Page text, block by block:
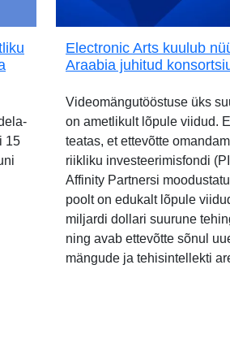
15
Electronic Arts kuulub
Araabia juhitud
Videomängutööstuse üks
on ametlikult lõpule viidud.
teatas, et ettevõtte
riikliku investeerimisfondi
Affinity Partnersi
poolt on edukalt lõpule
miljardi dollari suurune
ning avab ettevõtte sõnul
mängude ja tehisintellekti